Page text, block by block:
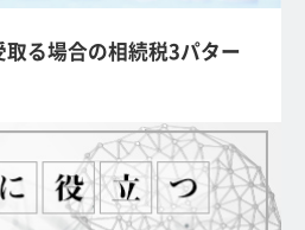
る場合の相続税3パター